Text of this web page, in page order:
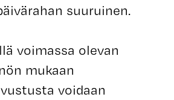
suuruinen.
voimassa olevan
mukaan
voidaan